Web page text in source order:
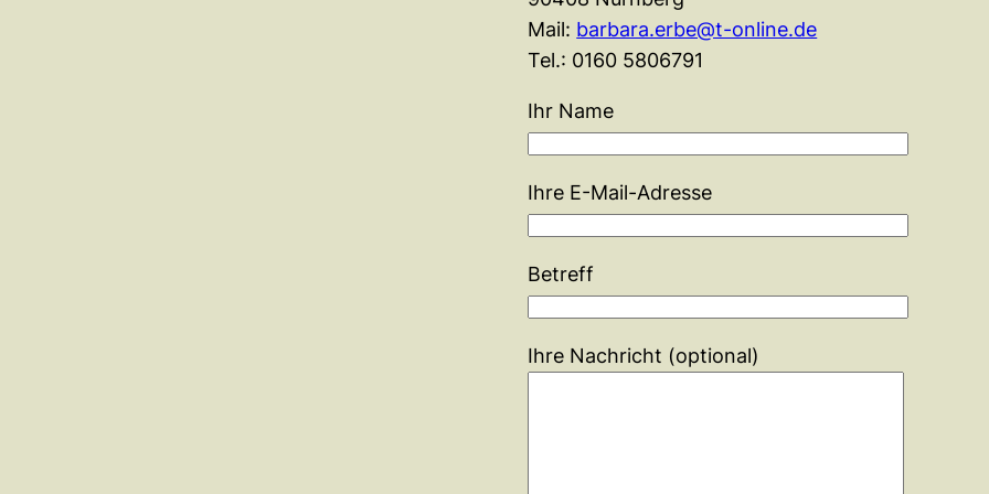
Mail: barbara.erbe@t-online.de
Tel.: 0160 5806791
Ihr Name
Ihre E-Mail-Adresse
Betreff
Ihre Nachricht (optional)